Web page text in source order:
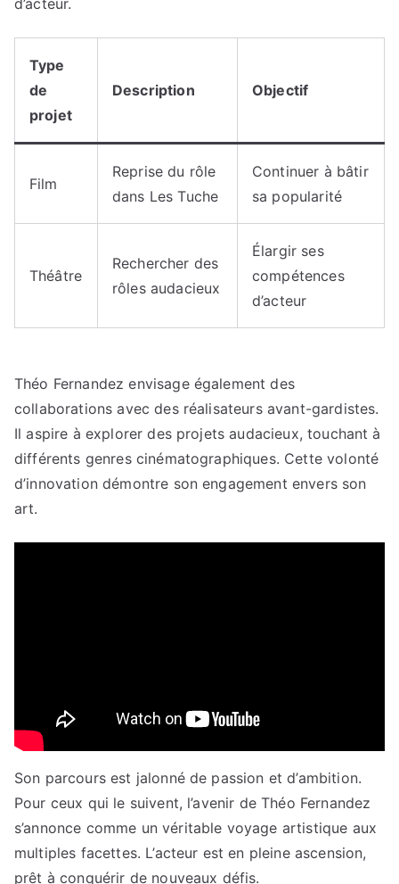
Type
de
projet
Description Objectif
Film
Reprise du rôle
dans Les Tuche
Continuer à bâtir
sa popularité
Théâtre
Rechercher des
rôles audacieux
Élargir ses
compétences
d’acteur
Théo Fernandez envisage également des
collaborations avec des réalisateurs avant-gardistes.
Il aspire à explorer des projets audacieux, touchant à
différents genres cinématographiques. Cette volonté
d’innovation démontre son engagement envers son
art.
Son parcours est jalonné de passion et d’ambition.
Pour ceux qui le suivent, l’avenir de Théo Fernandez
s’annonce comme un véritable voyage artistique aux
multiples facettes. L’acteur est en pleine ascension,
prêt à conquérir de nouveaux défis.